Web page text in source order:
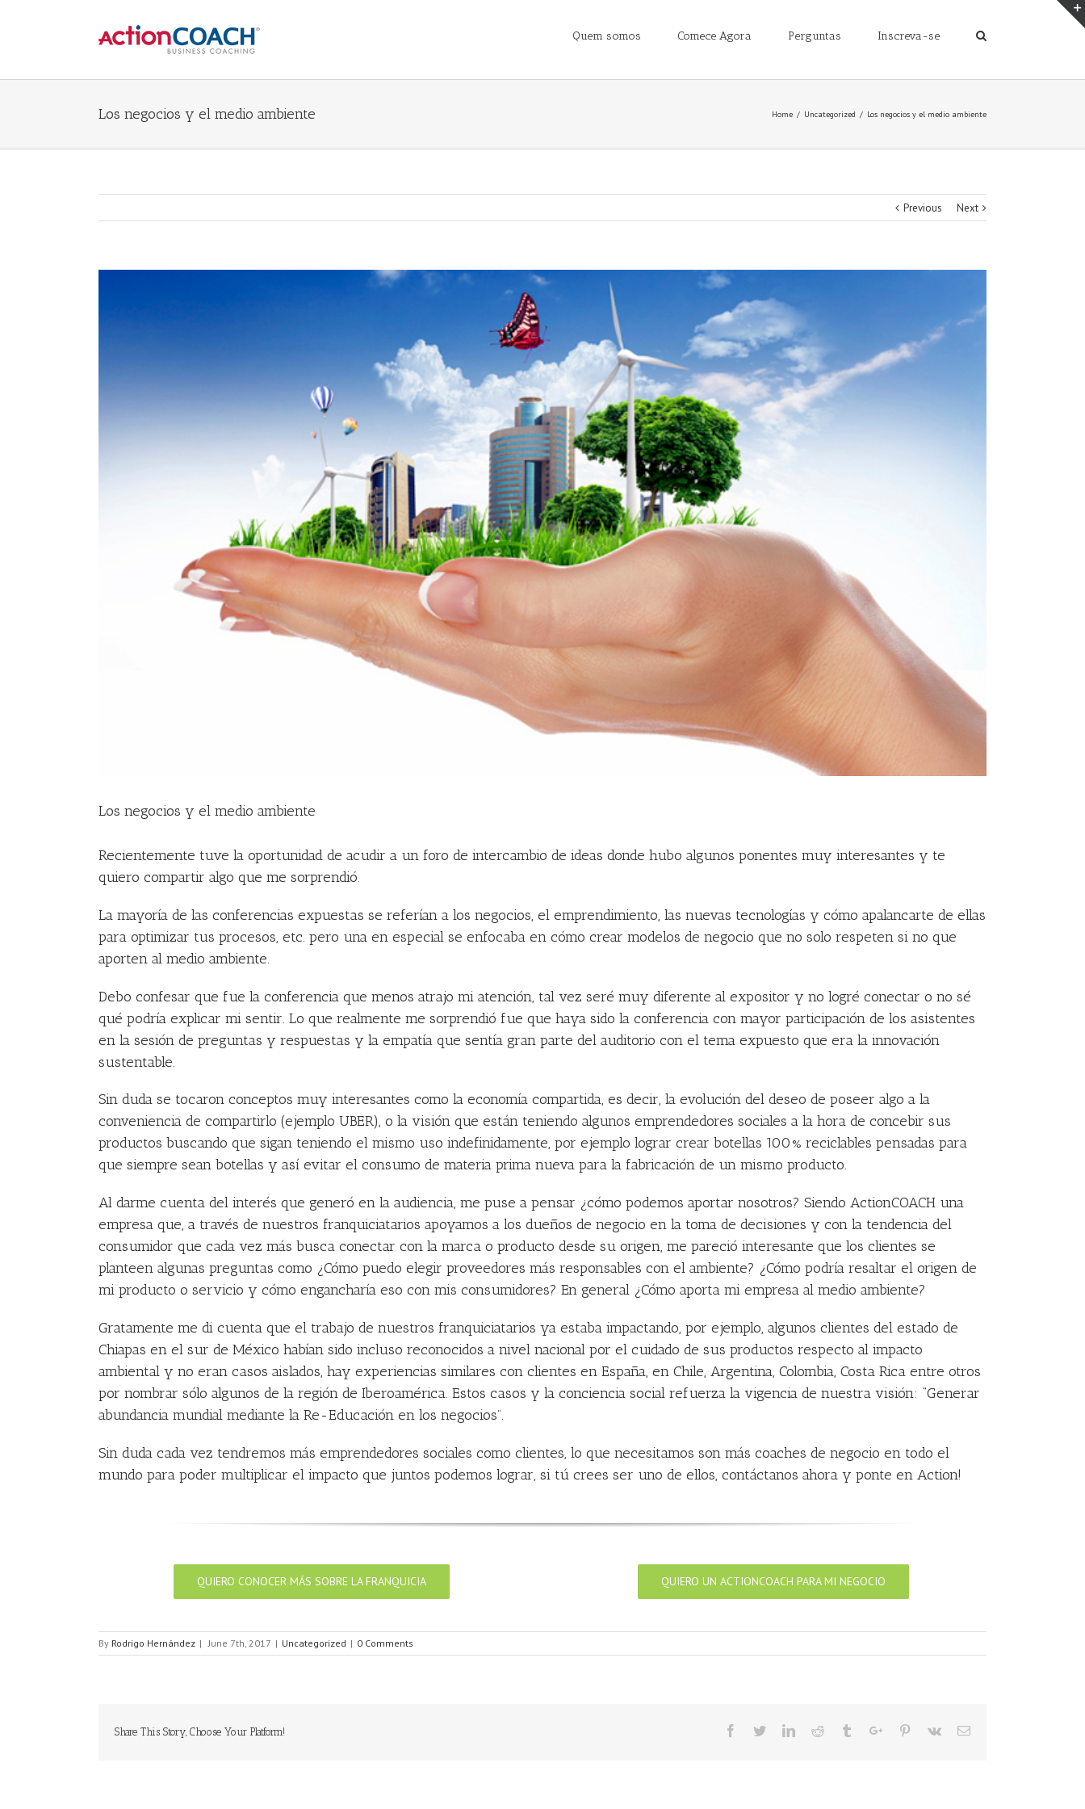
Quem somos Comece Agora Perguntas Inscreva-se
Los negocios y el medio ambiente Home / Uncategorized / Los negocios y el medio ambiente
Previous Next
Los negocios y el medio ambiente
Recientemente tuve la oportunidad de acudir a un foro de intercambio de ideas donde hubo algunos ponentes muy interesantes y te
quiero compartir algo que me sorprendió.
La mayoría de las conferencias expuestas se referían a los negocios, el emprendimiento, las nuevas tecnologías y cómo apalancarte de ellas
para optimizar tus procesos, etc. pero una en especial se enfocaba en cómo crear modelos de negocio que no solo respeten si no que
aporten al medio ambiente.
Debo confesar que fue la conferencia que menos atrajo mi atención, tal vez seré muy diferente al expositor y no logré conectar o no sé
qué podría explicar mi sentir. Lo que realmente me sorprendió fue que haya sido la conferencia con mayor participación de los asistentes
en la sesión de preguntas y respuestas y la empatía que sentía gran parte del auditorio con el tema expuesto que era la innovación
sustentable.
Sin duda se tocaron conceptos muy interesantes como la economía compartida, es decir, la evolución del deseo de poseer algo a la
conveniencia de compartirlo (ejemplo UBER), o la visión que están teniendo algunos emprendedores sociales a la hora de concebir sus
productos buscando que sigan teniendo el mismo uso indefinidamente, por ejemplo lograr crear botellas 100% reciclables pensadas para
que siempre sean botellas y así evitar el consumo de materia prima nueva para la fabricación de un mismo producto.
Al darme cuenta del interés que generó en la audiencia, me puse a pensar ¿cómo podemos aportar nosotros? Siendo ActionCOACH una
empresa que, a través de nuestros franquiciatarios apoyamos a los dueños de negocio en la toma de decisiones y con la tendencia del
consumidor que cada vez más busca conectar con la marca o producto desde su origen, me pareció interesante que los clientes se
planteen algunas preguntas como ¿Cómo puedo elegir proveedores más responsables con el ambiente? ¿Cómo podría resaltar el origen de
mi producto o servicio y cómo engancharía eso con mis consumidores? En general ¿Cómo aporta mi empresa al medio ambiente?
Gratamente me di cuenta que el trabajo de nuestros franquiciatarios ya estaba impactando, por ejemplo, algunos clientes del estado de
Chiapas en el sur de México habían sido incluso reconocidos a nivel nacional por el cuidado de sus productos respecto al impacto
ambiental y no eran casos aislados, hay experiencias similares con clientes en España, en Chile, Argentina, Colombia, Costa Rica entre otros
por nombrar sólo algunos de la región de Iberoamérica. Estos casos y la conciencia social refuerza la vigencia de nuestra visión: “Generar
abundancia mundial mediante la Re-Educación en los negocios”.
Sin duda cada vez tendremos más emprendedores sociales como clientes, lo que necesitamos son más coaches de negocio en todo el
mundo para poder multiplicar el impacto que juntos podemos lograr, si tú crees ser uno de ellos, contáctanos ahora y ponte en Action!
QUIERO CONOCER MÁS SOBRE LA FRANQUICIA QUIERO UN ACTIONCOACH PARA MI NEGOCIO
By Rodrigo Hernández | June 7th, 2017 | Uncategorized | 0 Comments
Share This Story, Choose Your Platform! Facebook
TwitterLinkedinReddit TumblrGoogle+Pinterest
Vk Email